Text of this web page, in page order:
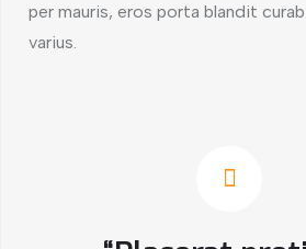
per mauris, eros porta blandit
varius.